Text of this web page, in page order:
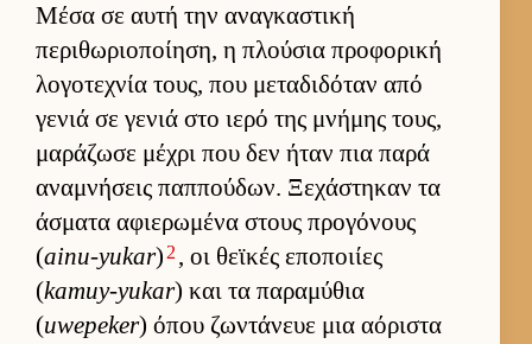
Μέσα σε αυτή την αναγκαστική
περιθωριο­ποί­ηση, η πλού­σια προφορική
λογοτεχνία τους, που μεταδιδόταν από
γενιά σε γενιά στο ιερό της μνήμης τους,
μαράζωσε μέχρι που δεν ήταν πια παρά
αναμνήσεις παπ­πού­δων. Ξεχάστηκαν τα
άσματα αφιε­ρωμένα στους προγόνους
(ainu-yukar) 2 , οι θεϊκές εποποι­ίες
(kamuy-yukar) και τα παραμύθια
(uwepeker) όπου ζωντάνευε μια αόριστα